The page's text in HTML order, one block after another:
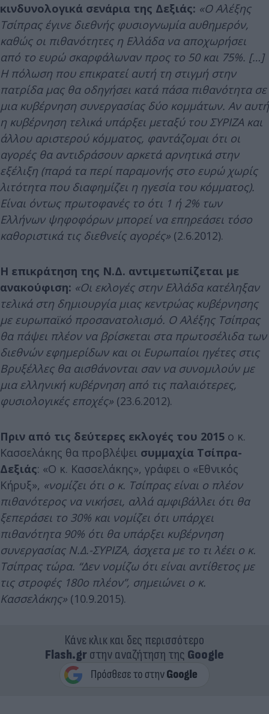
κινδυνολογικά σενάρια της Δεξιάς: «Ο Αλέξης
Τσίπρας έγινε διεθνής φυσιογνωμία αυθημερόν,
καθώς οι πιθανότητες η Ελλάδα να αποχωρήσει
από το ευρώ σκαρφάλωναν προς το 50 και 75%. […]
Η πόλωση που επικρατεί αυτή τη στιγμή στην
πατρίδα μας θα οδηγήσει κατά πάσα πιθανότητα σε
μια κυβέρνηση συνεργασίας δύο κομμάτων. Αν αυτή
η κυβέρνηση τελικά υπάρξει μεταξύ του ΣΥΡΙΖΑ και
άλλου αριστερού κόμματος, φαντάζομαι ότι οι
αγορές θα αντιδράσουν αρκετά αρνητικά στην
εξέλιξη (παρά τα περί παραμονής στο ευρώ χωρίς
λιτότητα που διαφημίζει η ηγεσία του κόμματος).
Είναι όντως πρωτοφανές το ότι 1 ή 2% των
Ελλήνων ψηφοφόρων μπορεί να επηρεάσει τόσο
καθοριστικά τις διεθνείς αγορές» (2.6.2012).
Η επικράτηση της Ν.Δ. αντιμετωπίζεται με
ανακούφιση: «Οι εκλογές στην Ελλάδα κατέληξαν
τελικά στη δημιουργία μιας κεντρώας κυβέρνησης
με ευρωπαϊκό προσανατολισμό. Ο Αλέξης Τσίπρας
θα πάψει πλέον να βρίσκεται στα πρωτοσέλιδα των
διεθνών εφημερίδων και οι Ευρωπαίοι ηγέτες στις
Βρυξέλλες θα αισθάνονται σαν να συνομιλούν με
μια ελληνική κυβέρνηση από τις παλαιότερες,
φυσιολογικές εποχές» (23.6.2012).
Πριν από τις δεύτερες εκλογές του 2015 ο κ.
Κασσελάκης θα προβλέψει συμμαχία Τσίπρα-
Δεξιάς: «Ο κ. Κασσελάκης», γράφει ο «Εθνικός
Κήρυξ», «νομίζει ότι ο κ. Τσίπρας είναι ο πλέον
πιθανότερος να νικήσει, αλλά αμφιβάλλει ότι θα
ξεπεράσει το 30% και νομίζει ότι υπάρχει
πιθανότητα 90% ότι θα υπάρξει κυβέρνηση
συνεργασίας Ν.Δ.-ΣΥΡΙΖΑ, άσχετα με το τι λέει ο κ.
Τσίπρας τώρα. “Δεν νομίζω ότι είναι αντίθετος με
τις στροφές 180ο πλέον”, σημειώνει ο κ.
Κασσελάκης» (10.9.2015).
Κάνε κλικ και δες περισσότερο
Flash.grστην αναζήτηση της Google